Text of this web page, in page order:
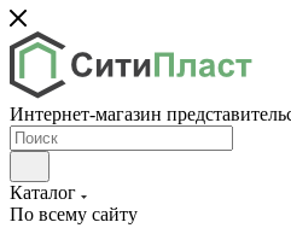
Интернет-магазин
Каталог
По всему сайту